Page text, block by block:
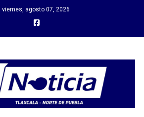
viernes, agosto 07, 2026